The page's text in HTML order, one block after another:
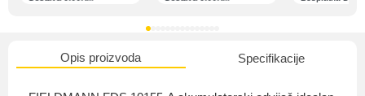
Opis proizvoda Specifikacije
O nama